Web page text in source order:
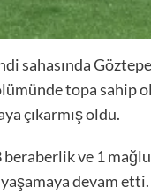
sahasında
topa
çıkarmış oldu.
beraberlik ve 1
devam